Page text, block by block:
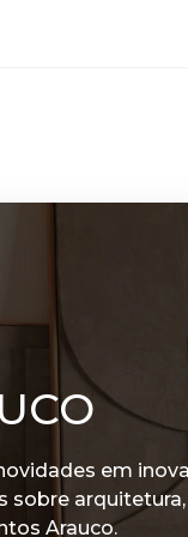
MELAMINA
COLOR
em
sobre arquitetura,
Arauco.